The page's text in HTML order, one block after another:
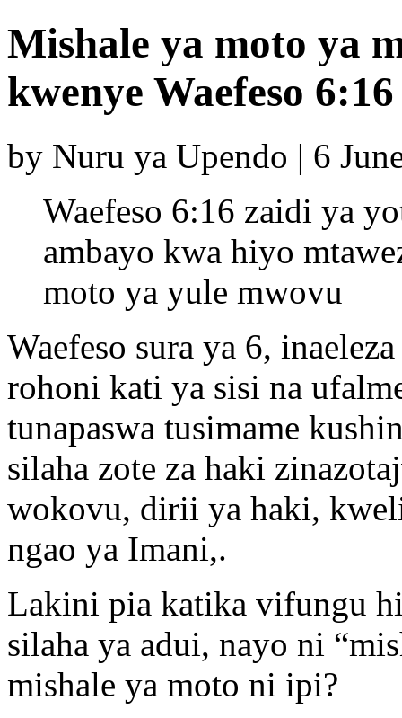
Mishale ya moto ya
kwenye Waefeso
by Nuru ya Upendo | 6
Waefeso 6:16 zaidi ya
ambayo kwa hiyo
moto ya yule mwovu
Waefeso sura ya 6,
rohoni kati ya sisi na
tunapaswa tusimame
silaha zote za haki
wokovu, dirii ya haki,
ngao ya Imani,.
Lakini pia katika vifungu
silaha ya adui, nayo ni
mishale ya moto ni ipi?